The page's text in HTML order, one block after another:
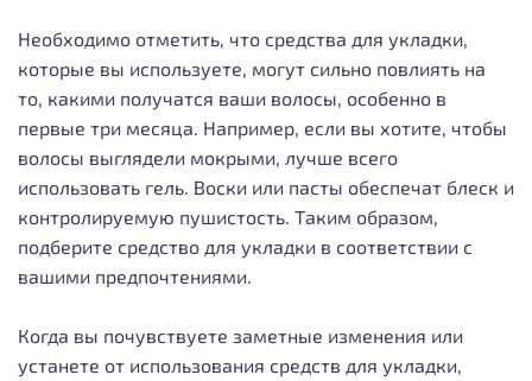
Необходимо отметить, что средства для укладки,
которые вы используете, могут сильно повлиять на
то, какими получатся ваши волосы, особенно в
первые три месяца. Например, если вы хотите, чтобы
волосы выглядели мокрыми, лучше всего
использовать гель. Воски или пасты обеспечат блеск и
контролируемую пушистость. Таким образом,
подберите средство для укладки в соответствии с
вашими предпочтениями.
Когда вы почувствуете заметные изменения или
устанете от использования средств для укладки,